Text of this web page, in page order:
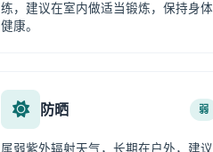
练，建议在室内做适当锻炼，保持身体
健康。
防晒 弱
属弱紫外辐射天气，长期在户外，建议